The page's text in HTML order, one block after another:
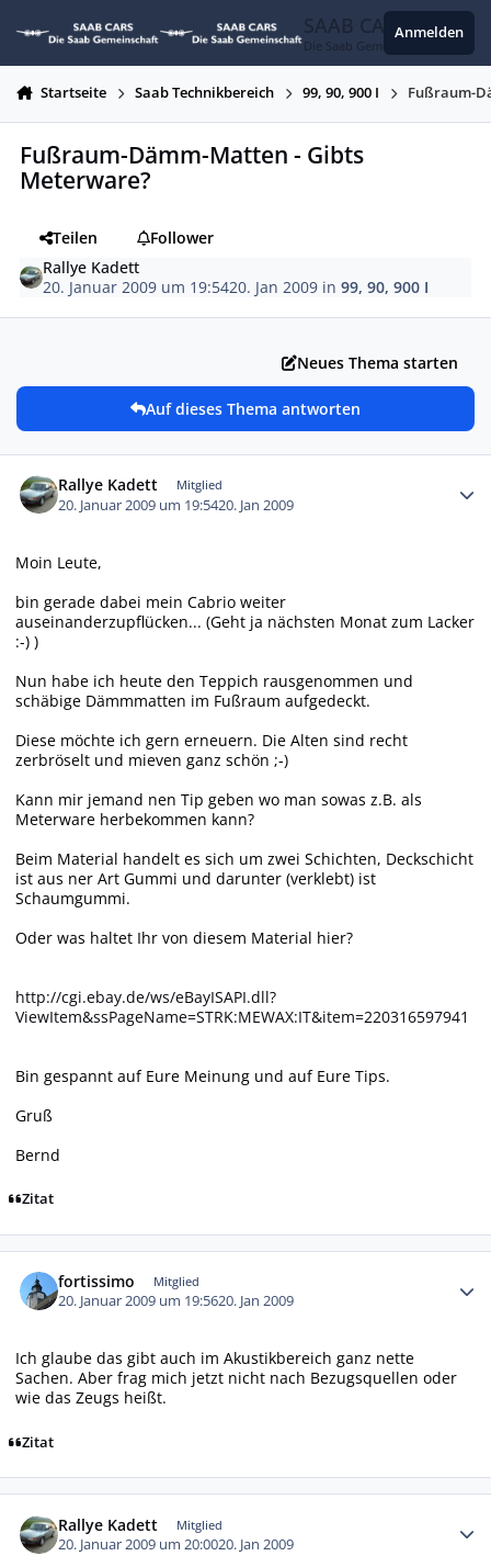
SAAB CARS
Die Saab Gemeinschaft
Anmelden
Startseite Saab Technikbereich 99, 90, 900 I Fußraum-
Fußraum-Dämm-Matten - Gibts
Meterware?
Teilen
Follower
Rallye Kadett
20. Januar 2009 um 19:5420. Jan 2009 in99, 90, 900 I
Neues Thema starten
Auf dieses Thema antworten
Rallye Kadett Mitglied
20. Januar 2009 um 19:5420. Jan 2009
Moin Leute,
bin gerade dabei mein Cabrio weiter
auseinanderzupflücken... (Geht ja nächsten Monat zum Lacker
:-) )
Nun habe ich heute den Teppich rausgenommen und
schäbige Dämmmatten im Fußraum aufgedeckt.
Diese möchte ich gern erneuern. Die Alten sind recht
zerbröselt und mieven ganz schön ;-)
Kann mir jemand nen Tip geben wo man sowas z.B. als
Meterware herbekommen kann?
Beim Material handelt es sich um zwei Schichten, Deckschicht
ist aus ner Art Gummi und darunter (verklebt) ist
Schaumgummi.
Oder was haltet Ihr von diesem Material hier?
http://cgi.ebay.de/ws/eBayISAPI.dll?
ViewItem&ssPageName=STRK:MEWAX:IT&item=220316597941
Bin gespannt auf Eure Meinung und auf Eure Tips.
Gruß
Bernd
Zitat
fortissimo Mitglied
20. Januar 2009 um 19:5620. Jan 2009
Ich glaube das gibt auch im Akustikbereich ganz nette
Sachen. Aber frag mich jetzt nicht nach Bezugsquellen oder
wie das Zeugs heißt.
Zitat
Rallye Kadett Mitglied
20. Januar 2009 um 20:0020. Jan 2009